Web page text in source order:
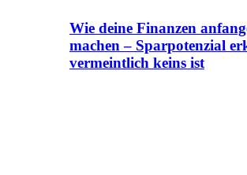
Wie deine Finanzen
machen – Sparpotenzial
vermeintlich keins ist